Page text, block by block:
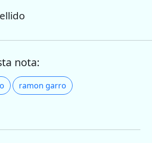
nota:
ramon garro